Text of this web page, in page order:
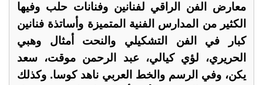
معارض الفن الراقي لفنانين وفنانات حلب وفيها
الكثير من المدارس الفنية المتميزة وأساتذة فنانين
كبار في الفن التشكيلي والنحت أمثال وهبي
الحريري، لؤي كيالي، عبد الرحمن موقت، سعد
يكن، وفي الرسم والخط العربي ناهد كوسا. وكذلك